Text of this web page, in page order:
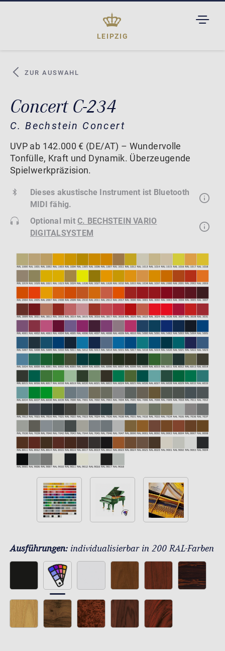
LEIPZIG
ZUR AUSWAHL
Concert C-234
C. Bechstein Concert
UVP ab 142.000 € (DE/AT) – Wundervolle
Tonfülle, Kraft und Dynamik. Überzeugende
Spielwerkpräzision.
Dieses akustische Instrument ist Bluetooth
MIDI fähig.
Optional mitC. BECHSTEIN VARIO
DIGITALSYSTEM
Ausführungen: individualisierbar in 200 RAL-Farben